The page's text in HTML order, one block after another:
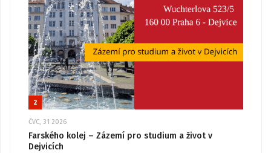
2
ČVC, 31 2026
Farského kolej – Zázemí pro studium a život v
Dejvicích